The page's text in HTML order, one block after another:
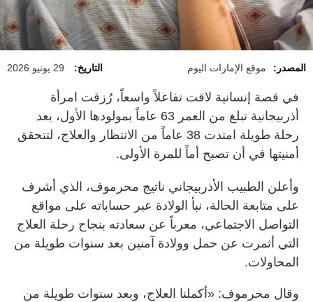
المصدر: موقع الإمارات اليوم التاريخ: 29 يونيو 2026
في قصة إنسانية لاقت تفاعلاً واسعاً، رُزقت امرأة
أذربيجانية تبلغ من العمر 63 عاماً بمولودها الأول، بعد
رحلة طويلة امتدت 38 عاماً من الانتظار والعلاج، لتتحقق
أمنيتها في أن تصبح أماً للمرة الأولى.
وأعلن الطبيب الأذربيجاني ناتيج محرموف، الذي أشرف
على متابعة الحالة، نبأ الولادة عبر حساباته على مواقع
التواصل الاجتماعي، معرباً عن سعادته بنجاح رحلة العلاج
التي أثمرت عن حمل وولادة آمنين بعد سنوات طويلة من
المحاولات.
وقال محرموف: «أكملنا العلاج، وبعد سنوات طويلة من